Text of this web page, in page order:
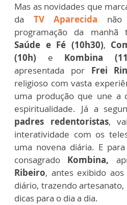
Mas as novidades que
da TV Aparecida não
programação da manhã
Saúde e Fé (10h30),
(10h) e Kombina
apresentada por Frei
religioso com vasta
uma produção que une a
espiritualidade. Já a
padres redentoristas,
interatividade com os
uma novena diária. E
consagrado Kombina,
Ribeiro, antes exibido
diário, trazendo
dicas para o dia a dia.